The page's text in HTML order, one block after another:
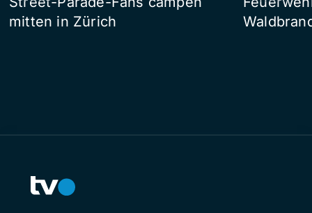
mitten in Zürich